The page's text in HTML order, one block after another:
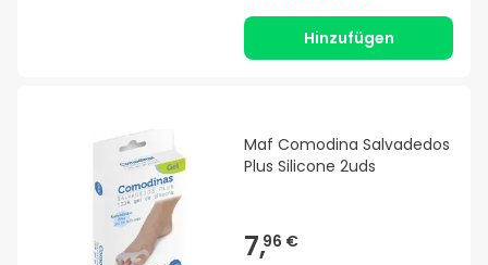
Hinzufügen
Maf Comodina Salvadedos
Plus Silicone 2uds
7,96 €